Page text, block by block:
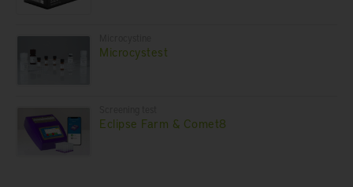
Microcystest
Eclipse Farm & Comet8